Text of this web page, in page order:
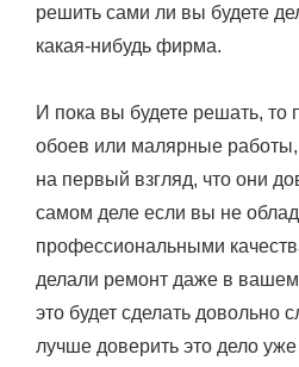
решить сами ли вы будете
какая-нибудь фирма.
И пока вы будете решать, то
обоев или малярные работы,
на первый взгляд, что они
самом деле если вы не
профессиональными
делали ремонт даже в
это будет сделать довольно
лучше доверить это дело